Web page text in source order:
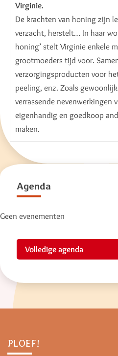
Virginie.
De krachten van honing zijn
verzacht, herstelt… In haar
honing’ stelt Virginie enkele
grootmoeders tijd voor.
verzorgingsproducten voor
peeling, enz. Zoals
verrassende nevenwerkingen
eigenhandig en goedkoop
maken.
Agenda
Geen evenementen
Volledige agenda
PLOEF!